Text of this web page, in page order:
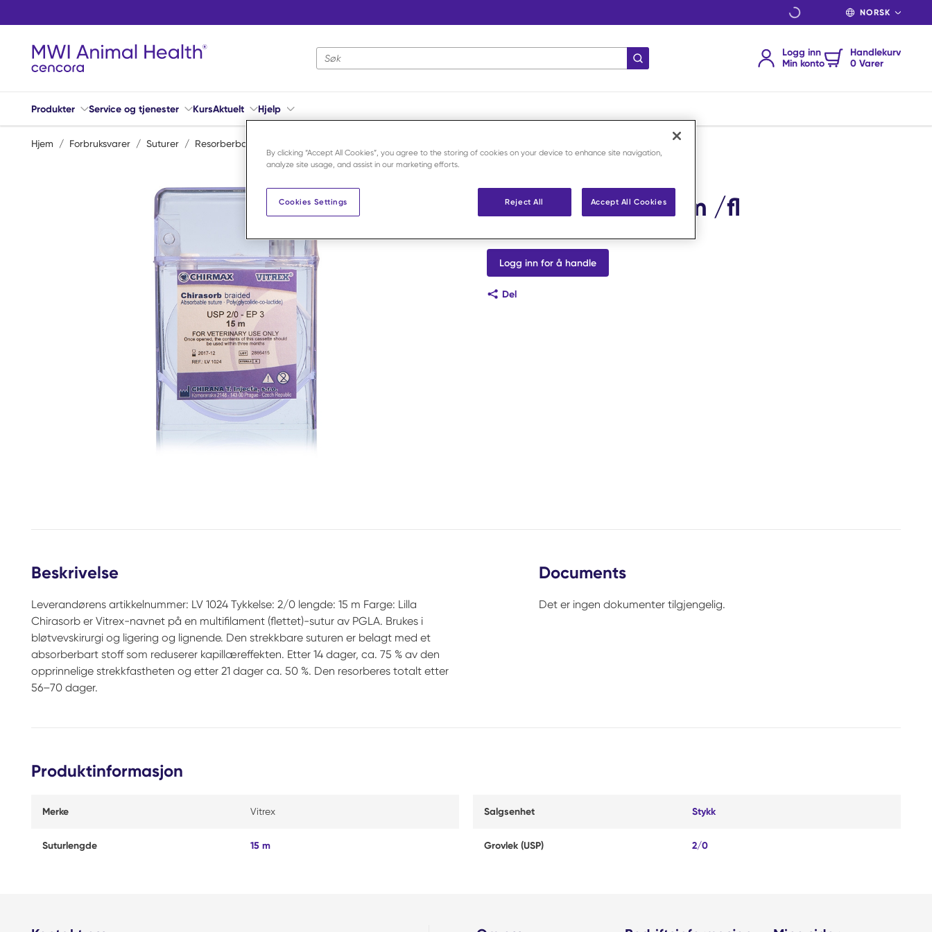
SPRÅK
Nettstedsøk
send søk
Logg inn
Min konto
Handlekurv
0 Varer
Produkter Service og tjenester KursAktuelt Hjelp
Hjem / Forbruksvarer / Suturer / Resorberbar
Vitrex
Chirasorb 2/0 15 m /fl
Logg inn for å handle
Del
Beskrivelse
Leverandørens artikkelnummer: LV 1024 Tykkelse: 2/0 lengde: 15 m Farge: Lilla
Chirasorb er Vitrex-navnet på en multifilament (flettet)-sutur av PGLA. Brukes i
bløtvevskirurgi og ligering og lignende. Den strekkbare suturen er belagt med et
absorberbart stoff som reduserer kapillæreffekten. Etter 14 dager, ca. 75 % av den
opprinnelige strekkfastheten og etter 21 dager ca. 50 %. Den resorberes totalt etter
56–70 dager.
Documents
Det er ingen dokumenter tilgjengelig.
Produktinformasjon
Merke Vitrex Salgsenhet Stykk
Suturlengde 15 m Grovlek (USP) 2/0
By clicking “Accept All Cookies”, you agree to the storing of cookies on your device to enhance site navigation,
analyze site usage, and assist in our marketing efforts.
Reject All Accept All Cookies
Cookies Settings